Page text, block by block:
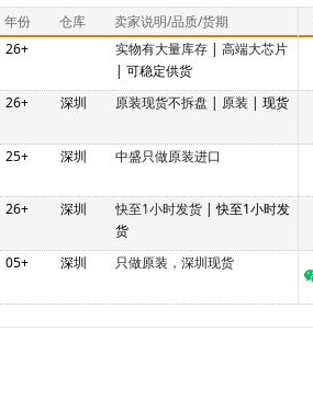
年份 仓库 卖家说明/品质/货期
26+ 实物有大量库存 | 高端大芯片
| 可稳定供货
26+ 深圳 原装现货不拆盘 | 原装 | 现货
25+ 深圳 中盛只做原装进口
26+ 深圳 快至1小时发货 | 快至1小时发
货
05+ 深圳 只做原装，深圳现货